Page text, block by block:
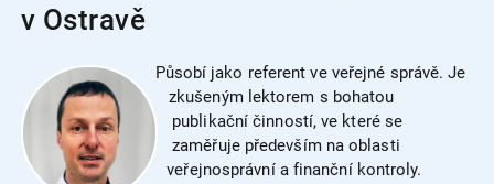
v Ostravě
Působí jako referent ve veřejné správě. Je
zkušeným lektorem s bohatou
publikační činností, ve které se
zaměřuje především na oblasti
veřejnosprávní a finanční kontroly.